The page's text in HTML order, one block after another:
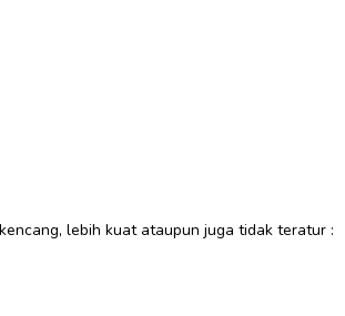
lebih kuat ataupun juga tidak teratur :